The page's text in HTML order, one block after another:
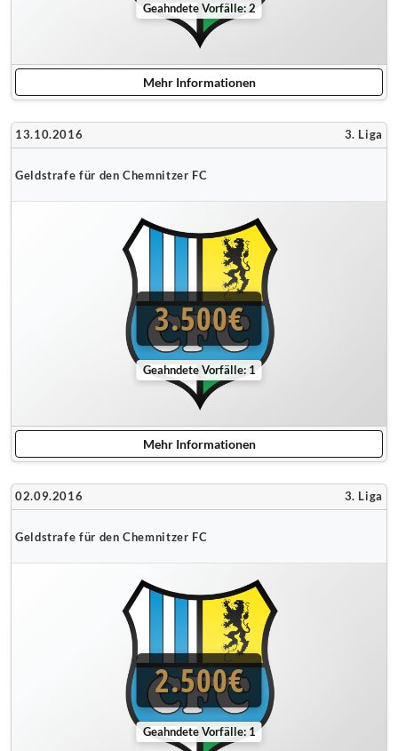
Geahndete Vorfälle: 2
Mehr Informationen
13.10.2016 3. Liga
Geldstrafe für den Chemnitzer FC
3.500€
Geahndete Vorfälle: 1
Mehr Informationen
02.09.2016 3. Liga
Geldstrafe für den Chemnitzer FC
2.500€
Geahndete Vorfälle: 1